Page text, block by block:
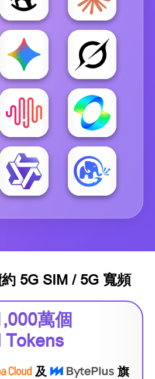
5G SIM / 5G 寬頻
萬個
Tokens
及
旗